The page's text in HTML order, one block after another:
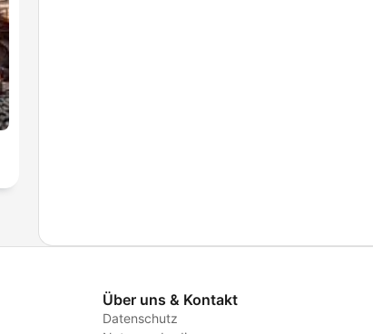
Über uns & Kontakt
Datenschutz